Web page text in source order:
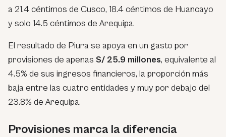
a 21.4 céntimos de Cusco, 18.4 céntimos de Huancayo
y solo 14.5 céntimos de Arequipa.
El resultado de Piura se apoya en un gasto por
provisiones de apenas S/ 25.9 millones, equivalente al
4.5% de sus ingresos financieros, la proporción más
baja entre las cuatro entidades y muy por debajo del
23.8% de Arequipa.
Provisiones marca la diferencia